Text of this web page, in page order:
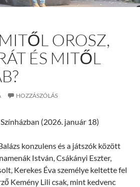
OROSZ,
ÉS MITŐL
HOZZÁSZÓLÁS
(2026. január 18)
konzulens és a játszók között
István, Csákányi Eszter,
Kerekes Éva személye keltette fel
Kemény Lili csak, mint kedvenc